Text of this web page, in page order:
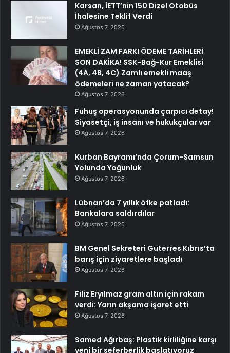
Karsan, İETT’nin 150 Dizel Otobüs
İhalesine Teklif Verdi
Ağustos 7, 2026
EMEKLİ ZAM FARKI ÖDEME TARİHLERİ
SON DAKİKA! SSK-Bağ-Kur Emeklisi
(4A, 4B, 4C) Zamlı emekli maaş
ödemeleri ne zaman yatacak?
Ağustos 7, 2026
Fuhuş operasyonunda çarpıcı detay!
Siyasetçi, iş insanı ve hukukçular var
Ağustos 7, 2026
Kurban Bayramı’nda Çorum-Samsun
Yolunda Yoğunluk
Ağustos 7, 2026
Lübnan’da 7 yıllık öfke patladı:
Bankalara saldırdılar
Ağustos 7, 2026
BM Genel Sekreteri Guterres Kıbrıs’ta
barış için ziyaretlere başladı
Ağustos 7, 2026
Filiz Eryılmaz gram altın için rakam
verdi: Yarın akşama işaret etti
Ağustos 7, 2026
Samed Ağırbaş: Plastik kirliliğine karşı
yeni bir seferberlik başlatıyoruz